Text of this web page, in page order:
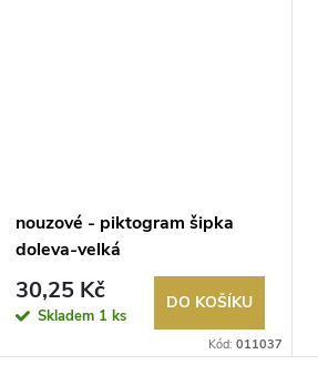
nouzové - piktogram šipka
doleva-velká
30,25 Kč
Skladem 1 ks
DO KOŠÍKU
Kód: 011037